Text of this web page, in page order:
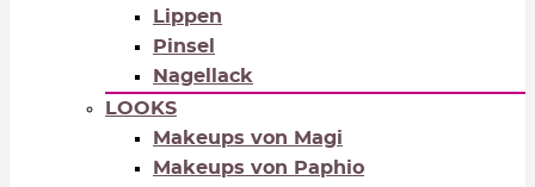
Lippen
Pinsel
Nagellack
LOOKS
Makeups von Magi
Makeups von Paphio